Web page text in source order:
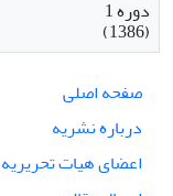
دوره 1
(1386)
صفحه اصلی
درباره نشریه
اعضای هیات تحریریه